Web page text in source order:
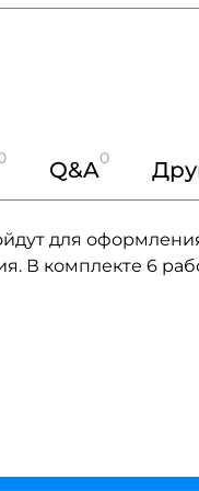
Q&A0
для
В комплекте 6